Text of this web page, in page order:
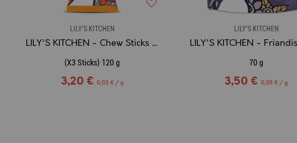
LILY'S KITCHEN
LILY'S KITCHEN - Chew Sticks - 3x Sticks à mâcher Boeuf
(X3 Sticks) 120 g
3,20 € 0,03 € / g
LILY'S KITCHEN
70 g
3,50 € 0,05 € / g